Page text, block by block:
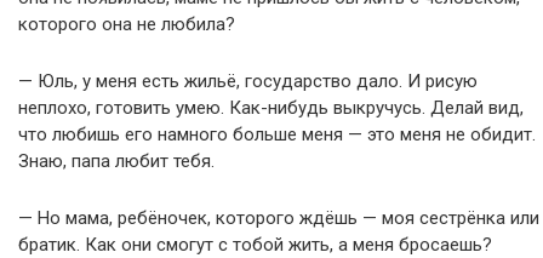
которого она не любила?
— Юль, у меня есть жильё, государство дало. И рисую
неплохо, готовить умею. Как-нибудь выкручусь. Делай вид,
что любишь его намного больше меня — это меня не обидит.
Знаю, папа любит тебя.
— Но мама, ребёночек, которого ждёшь — моя сестрёнка или
братик. Как они смогут с тобой жить, а меня бросаешь?